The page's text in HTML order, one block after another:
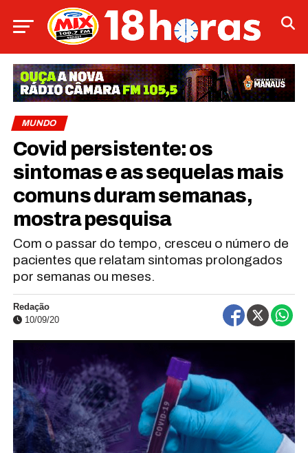
MUNDO
Covid persistente: os
sintomas e as sequelas mais
comuns duram semanas,
mostra pesquisa
Com o passar do tempo, cresceu o número de
pacientes que relatam sintomas prolongados
por semanas ou meses.
Redação
10/09/20